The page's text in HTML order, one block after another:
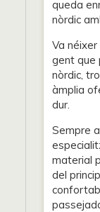
queda
nòrdic
Va
gent que
nòrdic,
àmplia
dur.
Sempre
material
del